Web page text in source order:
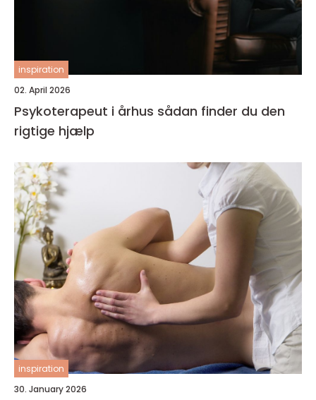
inspiration
02. April 2026
Psykoterapeut i århus sådan finder du den
rigtige hjælp
inspiration
30. January 2026